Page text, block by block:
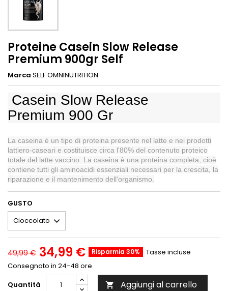
Proteine Casein Slow Release
Premium 900gr Self
Marca SELF OMNINUTRITION
Casein Slow Release
Premium 900 Gr
La caseina è un tipo di proteina presente nel latte e nei prodotti
lattiero-caseari e costituisce circa l'80% del contenuto proteico
totale del latte vaccino. La caseina è una proteina completa, cioè
contiene tutti gli aminoacidi essenziali necessari per la crescita, la
riparazione e il mantenimento dell'organismo.
GUSTO
49,99 € 34,99 € Risparmia 30%
Tasse incluse
Consegnato in 24-48 ore
Quantità
 Aggiungi al carrello